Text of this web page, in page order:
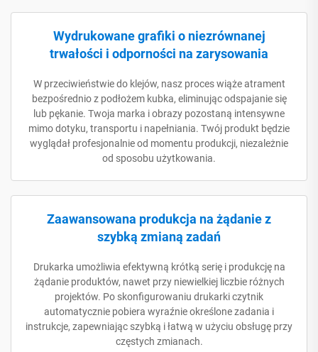
Wydrukowane grafiki o niezrównanej
trwałości i odporności na zarysowania
W przeciwieństwie do klejów, nasz proces wiąże atrament
bezpośrednio z podłożem kubka, eliminując odspajanie się
lub pękanie. Twoja marka i obrazy pozostaną intensywne
mimo dotyku, transportu i napełniania. Twój produkt będzie
wyglądał profesjonalnie od momentu produkcji, niezależnie
od sposobu użytkowania.
Zaawansowana produkcja na żądanie z
szybką zmianą zadań
Drukarka umożliwia efektywną krótką serię i produkcję na
żądanie produktów, nawet przy niewielkiej liczbie różnych
projektów. Po skonfigurowaniu drukarki czytnik
automatycznie pobiera wyraźnie określone zadania i
instrukcje, zapewniając szybką i łatwą w użyciu obsługę przy
częstych zmianach.